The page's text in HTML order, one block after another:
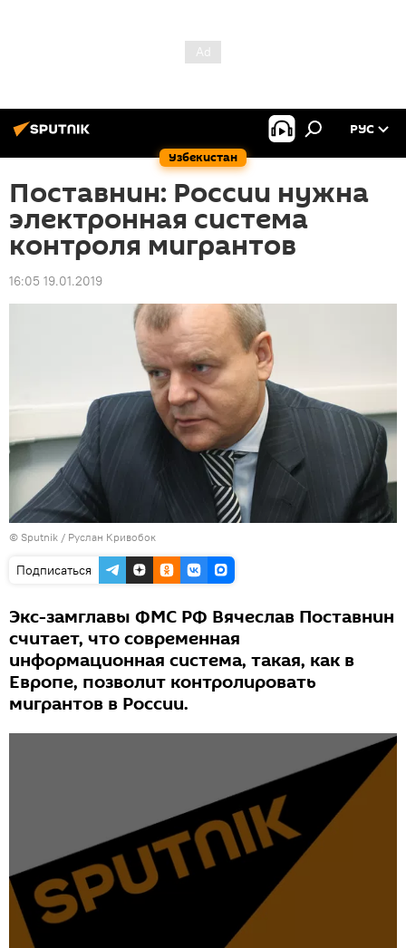
Узбекистан
РУС
Поставнин: России нужна
электронная система
контроля мигрантов
16:05 19.01.2019
© Sputnik / Руслан Кривобок
Подписаться
Экс-замглавы ФМС РФ Вячеслав Поставнин
считает, что современная
информационная система, такая, как в
Европе, позволит контролировать
мигрантов в России.